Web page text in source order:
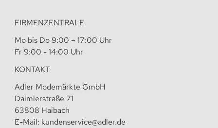
FIRMENZENTRALE
Mo bis Do 9:00 – 17:00 Uhr
Fr 9:00 - 14:00 Uhr
KONTAKT
Adler Modemärkte GmbH
Daimlerstraße 71
63808 Haibach
E-Mail: kundenservice@adler.de